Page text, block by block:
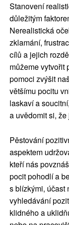
Stanovení
důležitým
Nerealistická
zklamání,
cílů a jejich
můžeme vytvořit
pomoci zvýšit
většímu pocitu
laskaví a
a uvědomit si,
Pěstování
aspektem
kteří nás
pocit pohodlí a
s blízkými, účast
vyhledávání
klidného a